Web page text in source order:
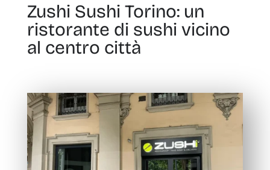
Zushi Sushi Torino: un
ristorante di sushi vicino
al centro città